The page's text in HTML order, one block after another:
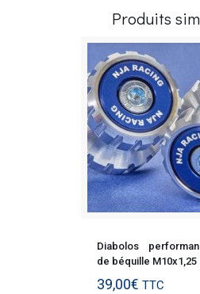
Produits
Diabolos
de béquille M10x1,25
39,00€ TTC